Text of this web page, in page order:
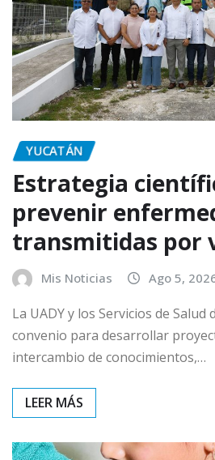
YUCATÁN
Estrategia
prevenir
transmitidas por
Mis Noticias Ago 5,
La UADY y los Servicios de
convenio para desarrollar
intercambio de conocimientos,…